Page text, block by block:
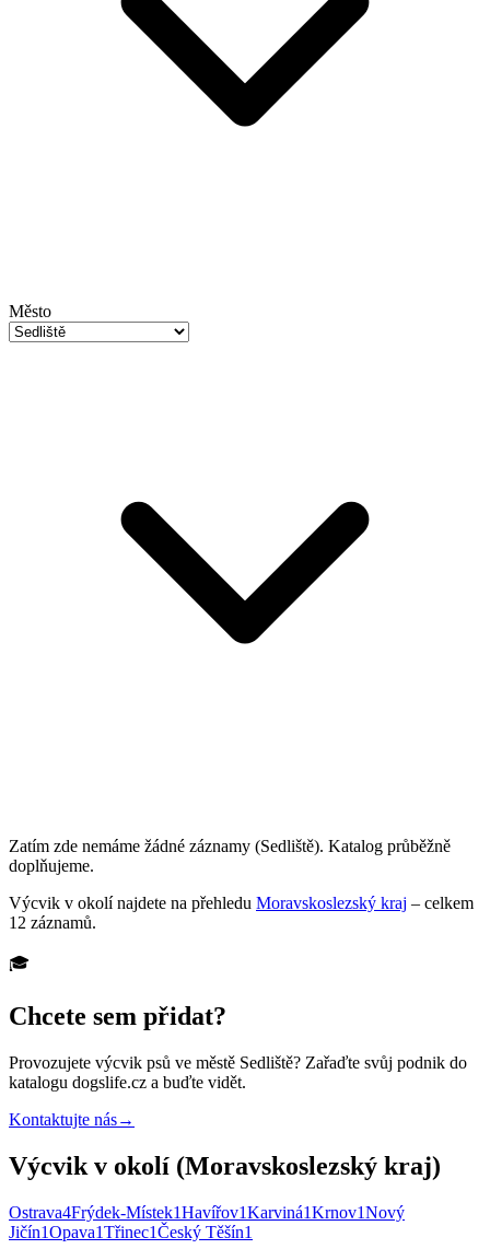
Město
Zatím zde nemáme žádné záznamy (Sedliště). Katalog průběžně
doplňujeme.
Výcvik v okolí najdete na přehledu Moravskoslezský kraj – celkem
12 záznamů.
🎓
Chcete sem přidat?
Provozujete výcvik psů ve městě Sedliště? Zařaďte svůj podnik do
katalogu dogslife.cz a buďte vidět.
Kontaktujte nás→
Výcvik v okolí (Moravskoslezský kraj)
Ostrava4Frýdek-Místek1Havířov1Karviná1Krnov1Nový
Jičín1Opava1Třinec1Český Těšín1